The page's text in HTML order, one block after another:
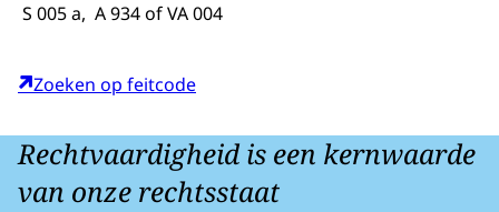
S 005 a, A 934 of VA 004
Zoeken op feitcode
Rechtvaardigheid is een kernwaarde
van onze rechtsstaat